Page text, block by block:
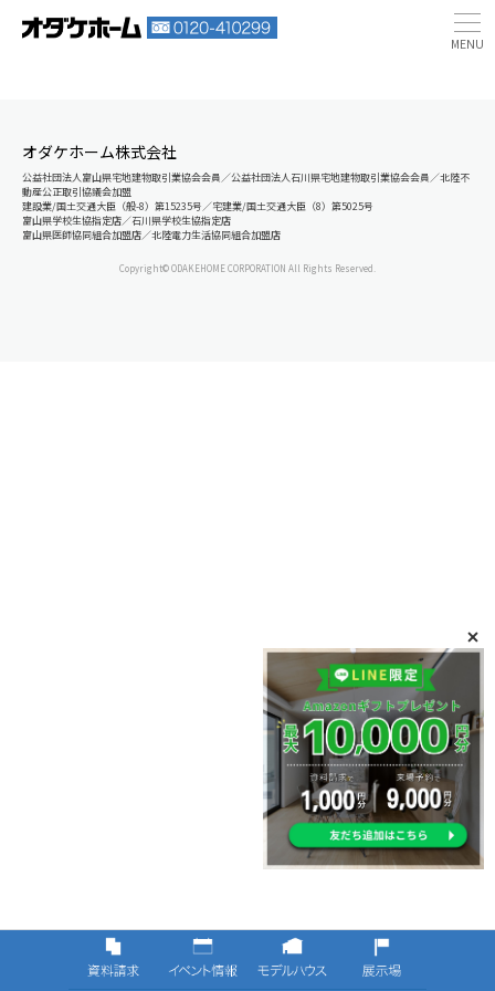
オダケホーム株式会社
公益社団法人富山県宅地建物取引業協会会員／公益社団法人石川県宅地建物取引業協会会員／北陸不
動産公正取引協議会加盟
建設業/国土交通大臣（般-8）第15235号／宅建業/国土交通大臣（8）第5025号
富山県学校生協指定店／石川県学校生協指定店
富山県医師協同組合加盟店／北陸電力生活協同組合加盟店
Copyright© ODAKEHOME CORPORATION All Rights Reserved.